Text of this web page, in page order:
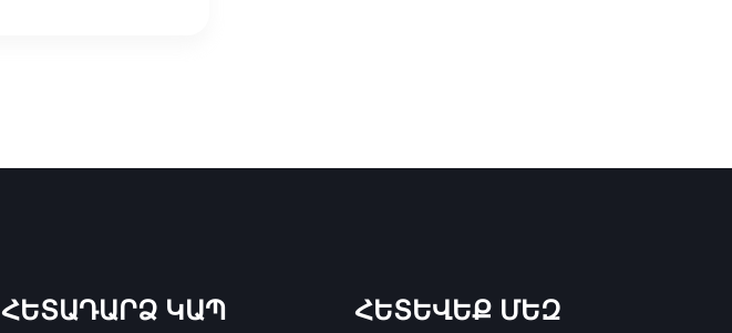
ՀԵՏԱԴԱՐՁ ԿԱՊ ՀԵՏԵՎԵՔ ՄԵԶ